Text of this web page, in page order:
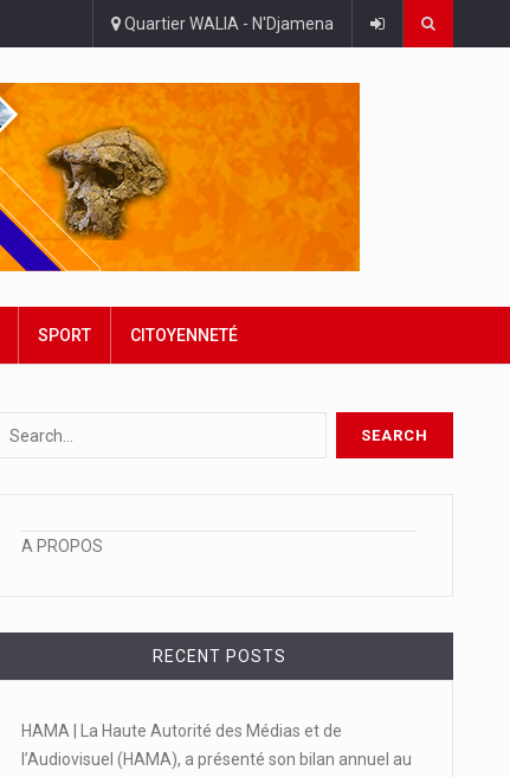
Quartier WALIA - N'Djamena
SPORT CITOYENNETÉ
A PROPOS
RECENT POSTS
HAMA | La Haute Autorité des Médias et de
l’Audiovisuel (HAMA), a présenté son bilan annuel au